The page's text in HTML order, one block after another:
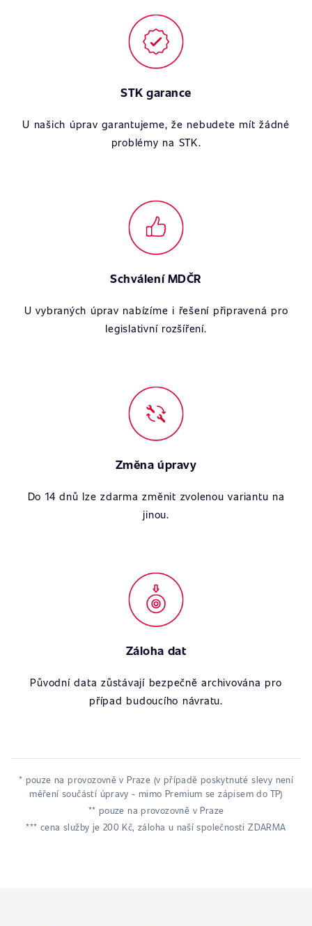
STK garance
U našich úprav garantujeme, že nebudete mít žádné
problémy na STK.
Schválení MDČR
U vybraných úprav nabízíme i řešení připravená pro
legislativní rozšíření.
Změna úpravy
Do 14 dnů lze zdarma změnit zvolenou variantu na
jinou.
Záloha dat
Původní data zůstávají bezpečně archivována pro
případ budoucího návratu.
* pouze na provozovně v Praze (v případě poskytnuté slevy není
měření součástí úpravy - mimo Premium se zápisem do TP)
** pouze na provozovně v Praze
*** cena služby je 200 Kč, záloha u naší společnosti ZDARMA